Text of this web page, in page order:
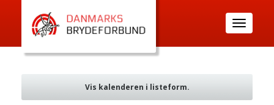
Toggle
navigation
Vis kalenderen i listeform.